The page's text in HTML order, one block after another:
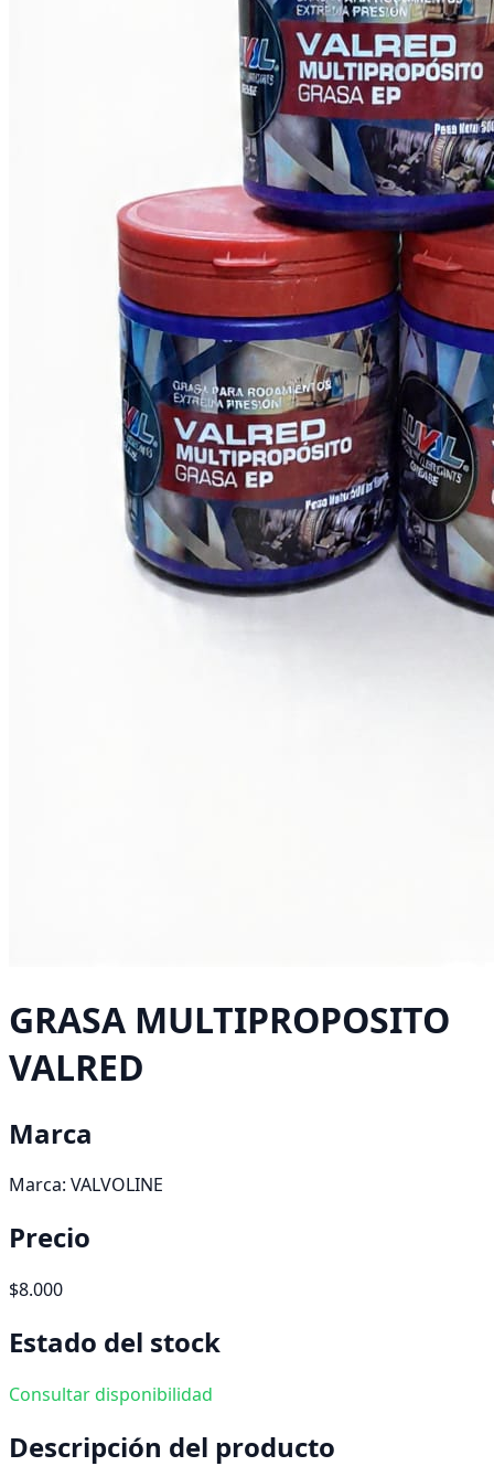
GRASA MULTIPROPOSITO
VALRED
Marca
Marca: VALVOLINE
Precio
$8.000
Estado del stock
Consultar disponibilidad
Descripción del producto